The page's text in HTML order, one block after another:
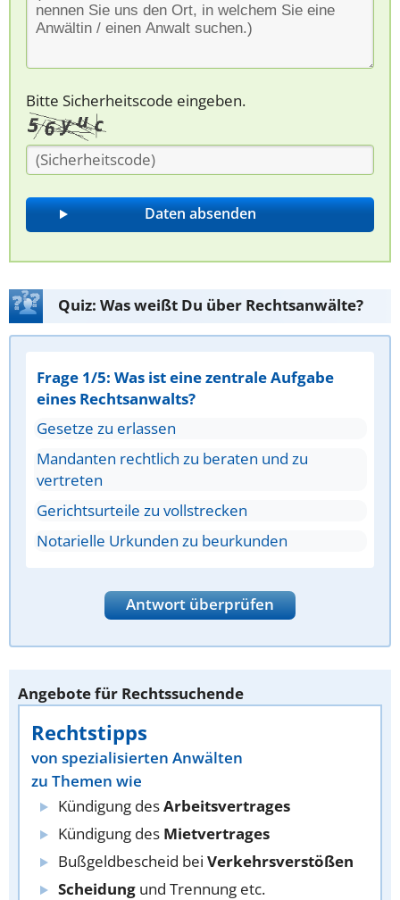
Bitte Sicherheitscode eingeben.
Quiz: Was weißt Du über Rechtsanwälte?
Frage 1/5: Was ist eine zentrale Aufgabe
eines Rechtsanwalts?
Gesetze zu erlassen
Mandanten rechtlich zu beraten und zu
vertreten
Gerichtsurteile zu vollstrecken
Notarielle Urkunden zu beurkunden
Antwort überprüfen
Angebote für Rechtssuchende
Rechtstipps
von spezialisierten Anwälten
zu Themen wie
Kündigung desArbeitsvertrages
Kündigung des Mietvertrages
Bußgeldbescheid bei Verkehrsverstößen
Scheidung und Trennung etc.